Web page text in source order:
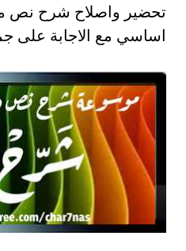
تحضير واصلاح شرح نص
اساسي مع الاجابة على